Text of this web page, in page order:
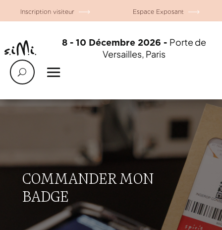
Inscription visiteur Espace Exposant
8 - 10 Décembre 2026 - Porte de
Versailles, Paris
COMMANDER MON
BADGE